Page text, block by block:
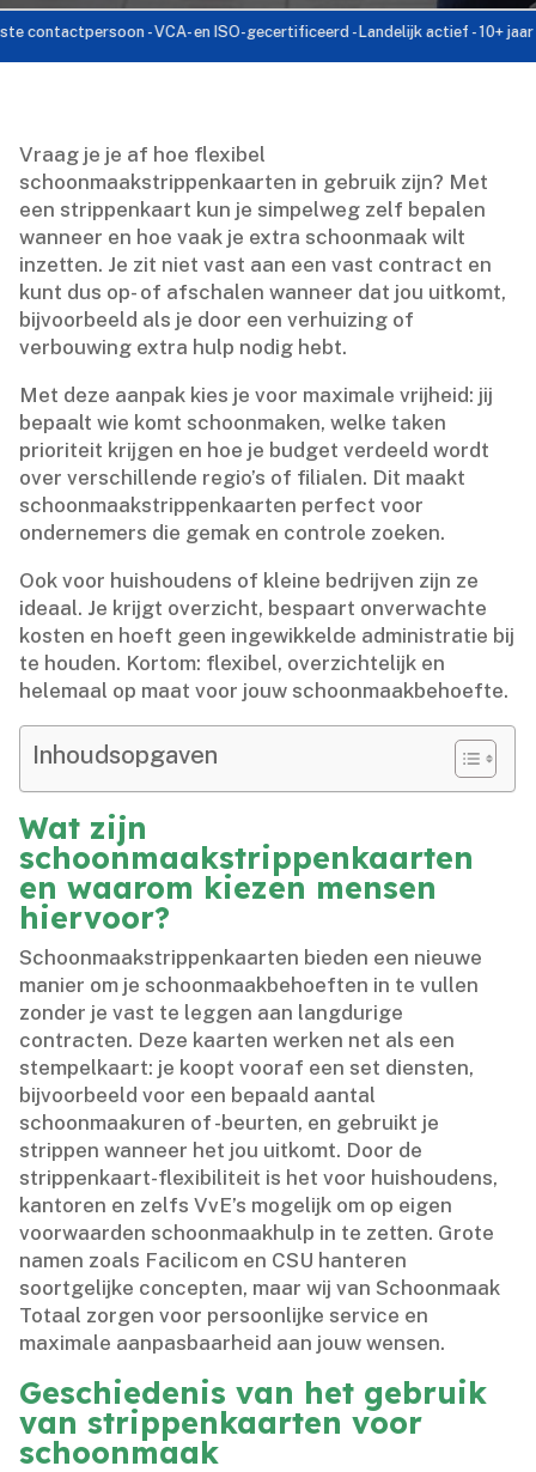
- VCA- en ISO-gecertificeerd - Landelijk actief - 10+ jaar
Vraag je je af hoe flexibel
schoonmaakstrippenkaarten in gebruik zijn? Met
een strippenkaart kun je simpelweg zelf bepalen
wanneer en hoe vaak je extra schoonmaak wilt
inzetten.​ Je zit niet vast aan een vast contract en
kunt dus op- of afschalen wanneer dat jou uitkomt,
bijvoorbeeld als je door een verhuizing of
verbouwing extra hulp nodig hebt.​
Met deze aanpak kies je voor maximale vrijheid: jij
bepaalt wie komt schoonmaken, welke taken
prioriteit krijgen en hoe je budget verdeeld wordt
over verschillende regio’s of filialen.​ Dit maakt
schoonmaakstrippenkaarten perfect voor
ondernemers die gemak en controle zoeken.​
Ook voor huishoudens of kleine bedrijven zijn ze
ideaal.​ Je krijgt overzicht, bespaart onverwachte
kosten en hoeft geen ingewikkelde administratie bij
te houden.​ Kortom: flexibel, overzichtelijk en
helemaal op maat voor jouw schoonmaakbehoefte.​
Inhoudsopgaven
Wat zijn
schoonmaakstrippenkaarten
en waarom kiezen mensen
hiervoor?
Schoonmaakstrippenkaarten bieden een nieuwe
manier om je schoonmaakbehoeften in te vullen
zonder je vast te leggen aan langdurige
contracten.​ Deze kaarten werken net als een
stempelkaart: je koopt vooraf een set diensten,
bijvoorbeeld voor een bepaald aantal
schoonmaakuren of -beurten, en gebruikt je
strippen wanneer het jou uitkomt.​ Door de
strippenkaart-flexibiliteit is het voor huishoudens,
kantoren en zelfs VvE’s mogelijk om op eigen
voorwaarden schoonmaakhulp in te zetten.​ Grote
namen zoals Facilicom en CSU hanteren
soortgelijke concepten, maar wij van Schoonmaak
Totaal zorgen voor persoonlijke service en
maximale aanpasbaarheid aan jouw wensen.​
Geschiedenis van het gebruik
van strippenkaarten voor
schoonmaak